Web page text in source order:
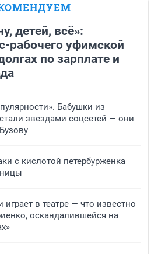
детей, всё»:
рабочего уфимской
по зарплате и
Бабушки из
звездами соцсетей — они
с кислотой петербурженка
играет в театре — что известно
оскандалившейся на